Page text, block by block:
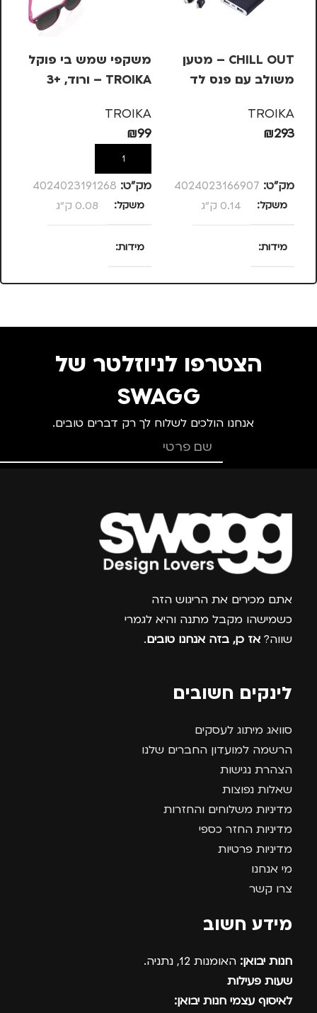
CHILL OUT – מטען
משולב עם פנס לד
TROIKA
₪293
מק”ט: 4024023166907
משקל 0.14 ק"ג
מידות
120 × 58 × 13
,חיילים ,טיולים ,
משקפי שמש בי פוקל
TROIKA – ורוד, +3
TROIKA
₪99
הוספה לסל
מק”ט: 4024023191268
משקל 0.08 ק"ג
מידות
25 × 13.5 × 4
מותגים TROIKA
הצטרפו לניוזלטר של
SWAGG
אנחנו הולכים לשלוח לך רק דברים טובים.
צרפו אותי למועדון
אתם מכירים את הריגוש הזה
כשמישהו מקבל מתנה והיא לגמרי
שווה? אז כן, בזה אנחנו טובים.
לינקים חשובים
סוואג מיתוג לעסקים
הרשמה למועדון החברים שלנו
הצהרת נגישות
שאלות נפוצות
מדיניות משלוחים והחזרות
מדיניות החזר כספי
מדיניות פרטיות
מי אנחנו
צרו קשר
מידע חשוב
חנות יבואן: האומנות 12, נתניה.
שעות פעילות
לאיסוף עצמי חנות יבואן: